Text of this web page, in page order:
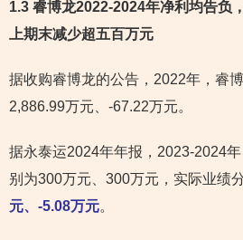
1.3 睿博龙2022-2024年净利均告负
上期末减少超五百万元
据收购睿博龙的公告，2022年，睿
2,886.99万元、-67.22万元。
据永泰运2024年年报，2023-2024
别为300万元、300万元，实际业绩
元、-5.08万元。